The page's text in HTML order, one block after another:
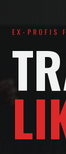
EX-PROFIS